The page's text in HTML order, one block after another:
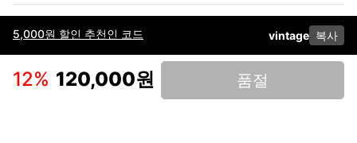
5,000원 할인 추천인 코드 vintage 복사
12% 120,000원 품절
이용약관고객센터판매개인정보 처리방침사업자 정보다운로드
인스타그램